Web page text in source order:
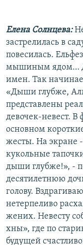
Елена Солнцева:
застрелилась в
повесилась.
мышиным ядом…
имен. Так
«Дыши глубже,
представлены
девочек-невест. В
основном
жесты. На экране
кукольные
дыши глубже!», -
десятилетнюю
голову.
нетерпеливо
жених. Невесту
хны», где по
будущей